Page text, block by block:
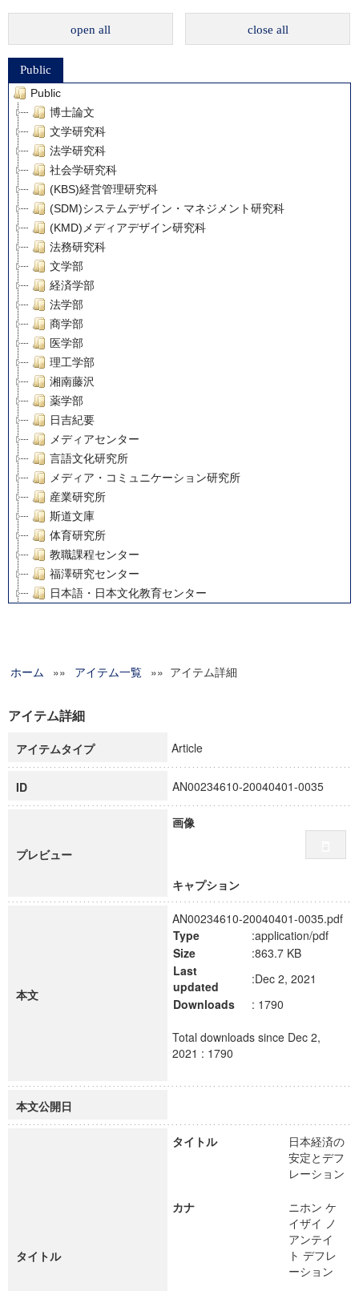
open all close all
Public
Public
博士論文
文学研究科
法学研究科
社会学研究科
(KBS)経営管理研究科
(SDM)システムデザイン・マネジメント研究科
(KMD)メディアデザイン研究科
法務研究科
文学部
経済学部
法学部
商学部
医学部
理工学部
湘南藤沢
薬学部
日吉紀要
メディアセンター
言語文化研究所
メディア・コミュニケーション研究所
産業研究所
斯道文庫
体育研究所
教職課程センター
福澤研究センター
日本語・日本文化教育センター
グローバルリサーチインスティテュート
科学研究費補助金研究成果報告書
慶應義塾大学グローバルCOEプログラム市民社会ガバナンス
慶應義塾大学グローバルCOEプログラム論理と感性の先端的
博士課程教育リーディングプログラム「超成熟社会発展のサ
学術雑誌掲載論文等(8)
ホーム »» アイテム一覧 »» アイテム詳細
アイテム詳細
アイテムタイプ Article
ID AN00234610-20040401-0035
プレビュー
画像
キャプション
本文
AN00234610-20040401-0035.pdf
Type
:application/pdf
Size
:863.7 KB
Last
updated
:Dec 2, 2021
Downloads
: 1790
Total downloads since Dec 2,
2021 : 1790
本文公開日
タイトル
タイトル
日本経済の
安定とデフ
レーション
カナ
ニホン ケ
イザイ ノ
アンテイ
ト デフレ
ーション